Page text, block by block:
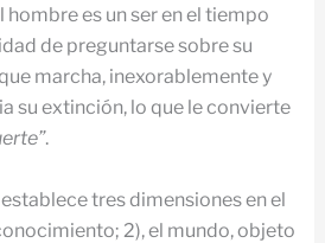
hombre es un ser en el tiempo
de preguntarse sobre su
marcha, inexorablemente y
su extinción, lo que le convierte
.
tres dimensiones en el
2), el mundo, objeto